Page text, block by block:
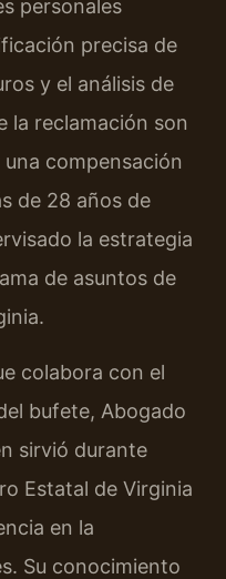
personales
precisa de
y el análisis de
la reclamación son
compensación
de 28 años de
la estrategia
de asuntos de
colabora con el
bufete, Abogado
sirvió durante
Estatal de Virginia
en la
Su conocimiento